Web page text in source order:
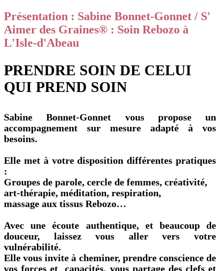
Présentation : Sabine Bonnet-Gonnet / S'
Aimer des Graines® : Soin Rebozo à
L'Isle-d'Abeau
PRENDRE SOIN DE CELUI
QUI PREND SOIN
Sabine Bonnet-Gonnet vous propose un
accompagnement sur mesure adapté à vos
besoins.
Elle met à votre disposition différentes pratiques
:
Groupes de parole, cercle de femmes, créativité,
art-thérapie, méditation, respiration,
massage aux tissus Rebozo…
Avec une écoute authentique, et beaucoup de
douceur, laissez vous aller vers votre
vulnérabilité.
Elle vous invite à cheminer, prendre conscience de
vos forces et capacités, vous partage des clefs et